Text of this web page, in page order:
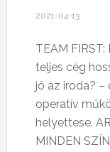
2021-04-13
TEAM
teljes cég
jó az iroda? –
operatív
helyettese.
MINDEN